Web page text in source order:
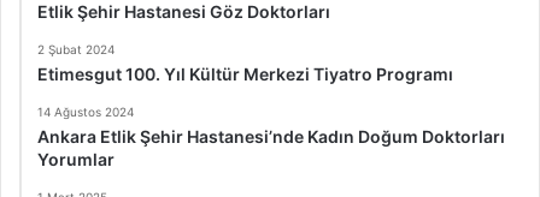
Etlik Şehir Hastanesi Göz Doktorları
2 Şubat 2024
Etimesgut 100. Yıl Kültür Merkezi Tiyatro Programı
14 Ağustos 2024
Ankara Etlik Şehir Hastanesi’nde Kadın Doğum Doktorları
Yorumlar